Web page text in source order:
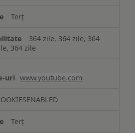
Terț
364 zile, 364 zile, 364
364 zile
www.youtube.com
Terț